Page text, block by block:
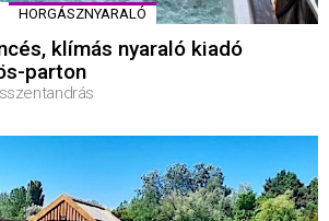
HORGÁSZNYARALÓ
klímás nyaraló kiadó
parton